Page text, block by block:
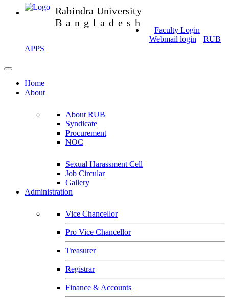
Rabindra University
Bangladesh
Faculty Login
Webmail login
RUB
APPS
Home
About
About RUB
Syndicate
Procurement
NOC
Sexual Harassment Cell
Job Circular
Gallery
Administration
Vice Chancellor
Pro Vice Chancellor
Treasurer
Registrar
Finance & Accounts